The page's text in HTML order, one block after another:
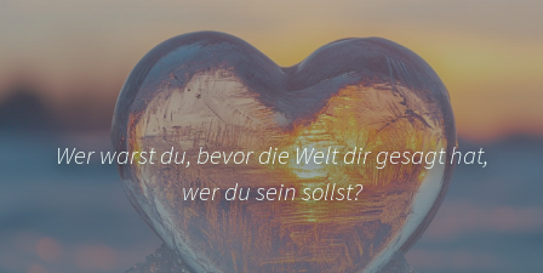
Wer warst du, bevor die Welt dir gesagt hat,
wer du sein sollst?